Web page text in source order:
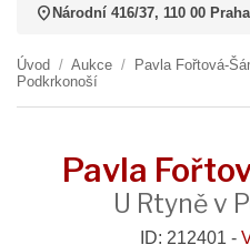
location_on Národní 416/37, 110 00
Úvod / Aukce /
Pavla Fořtová-
Podkrkonoší
Pavla
U Rtyně v
ID: 212401 -